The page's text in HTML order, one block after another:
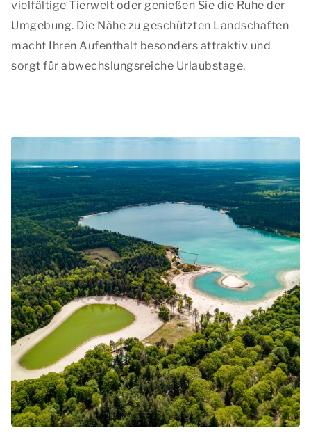
vielfältige Tierwelt oder genießen Sie die Ruhe der
Umgebung. Die Nähe zu geschützten Landschaften
macht Ihren Aufenthalt besonders attraktiv und
sorgt für abwechslungsreiche Urlaubstage.